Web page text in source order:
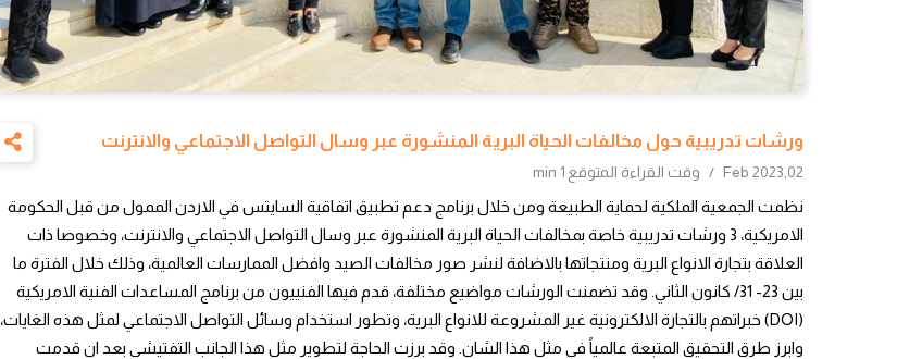
ورشات تدريبية حول مخالفات الحياة البرية المنشورة عبر وسال التواصل الاجتماعي والانترنت
02,Feb 2023 وقت القراءة المتوقع 1 min
نظمت الجمعية الملكية لحماية الطبيعة ومن خلال برنامج دعم تطبيق اتفاقية السايتس في الاردن الممول من قبل الحكومة
الامريكية، 3 ورشات تدريبية خاصة بمخالفات الحياة البرية المنشورة عبر وسال التواصل الاجتماعي والانترنت، وخصوصا ذات
العلاقة بتجارة الانواع البرية ومنتجاتها بالاضافة لنشر صور مخالفات الصيد وافضل الممارسات العالمية، وذلك خلال الفترة ما
بين 23- 31/ كانون الثاني. وقد تضمنت الورشات مواضيع مختلفة، قدم فيها الفنييون من برنامج المساعدات الفنية الامريكية
(DOI) خبراتهم بالتجارة الالكترونية غير المشروعة للانواع البرية، وتطور استخدام وسائل التواصل الاجتماعي لمثل هذه الغايات،
وابرز طرق التحقيق المتبعة عالمياً في مثل هذا الشان. وقد برزت الحاجة لتطوير مثل هذا الجانب التفتيشي بعد ان قدمت